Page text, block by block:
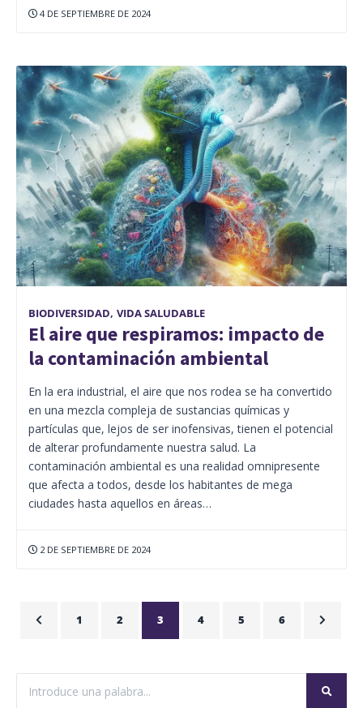
4 DE SEPTIEMBRE DE 2024
BIODIVERSIDAD, VIDA SALUDABLE
El aire que respiramos: impacto de
la contaminación ambiental
En la era industrial, el aire que nos rodea se ha convertido
en una mezcla compleja de sustancias químicas y
partículas que, lejos de ser inofensivas, tienen el potencial
de alterar profundamente nuestra salud. La
contaminación ambiental es una realidad omnipresente
que afecta a todos, desde los habitantes de mega
ciudades hasta aquellos en áreas…
2 DE SEPTIEMBRE DE 2024
1 2 3 4 5 6